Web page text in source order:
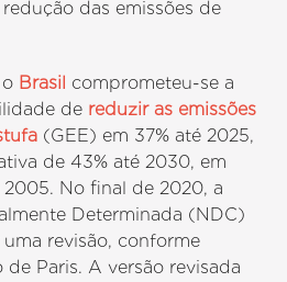
das emissões de
Brasil comprometeu-se a
de reduzir as emissões
(GEE) em 37% até 2025,
de 43% até 2030, em
No final de 2020, a
Determinada (NDC)
revisão, conforme
Paris. A versão revisada